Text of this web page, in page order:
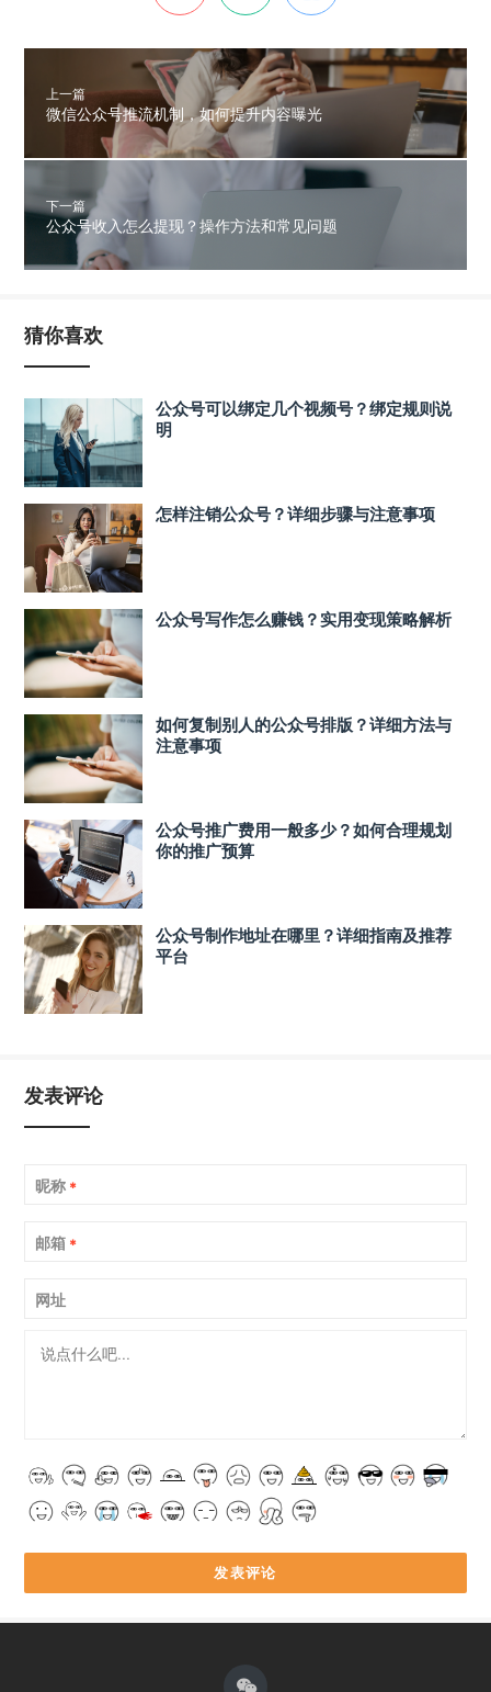
上一篇
微信公众号推流机制，如何提升内容曝光
下一篇
公众号收入怎么提现？操作方法和常见问题
猜你喜欢
公众号可以绑定几个视频号？绑定规则说
明
怎样注销公众号？详细步骤与注意事项
公众号写作怎么赚钱？实用变现策略解析
如何复制别人的公众号排版？详细方法与
注意事项
公众号推广费用一般多少？如何合理规划
你的推广预算
公众号制作地址在哪里？详细指南及推荐
平台
发表评论
昵称 *
邮箱 *
网址